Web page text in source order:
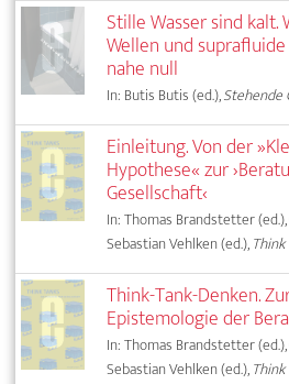
Stille Wasser sind kalt.
Wellen und
nahe null
In: Butis Butis (ed.),Stehende
Einleitung. Von der
Hypothese« zur
Gesellschaft‹
In: Thomas Brandstetter (ed.),
Sebastian Vehlken (ed.),
Think-Tank-Denken.
Epistemologie der
In: Thomas Brandstetter (ed.),
Sebastian Vehlken (ed.),